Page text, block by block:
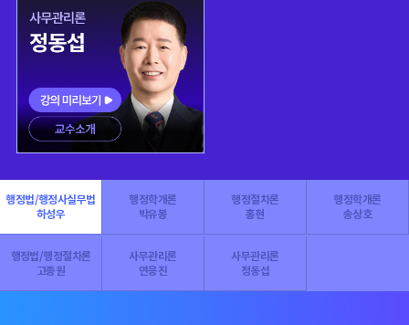
행정법/행정사실무법
하성우
행정학개론
박유봉
행정절차론
홍현
행정학개론
송상호
행정법/행정절차론
고종원
사무관리론
연응진
사무관리론
정동섭